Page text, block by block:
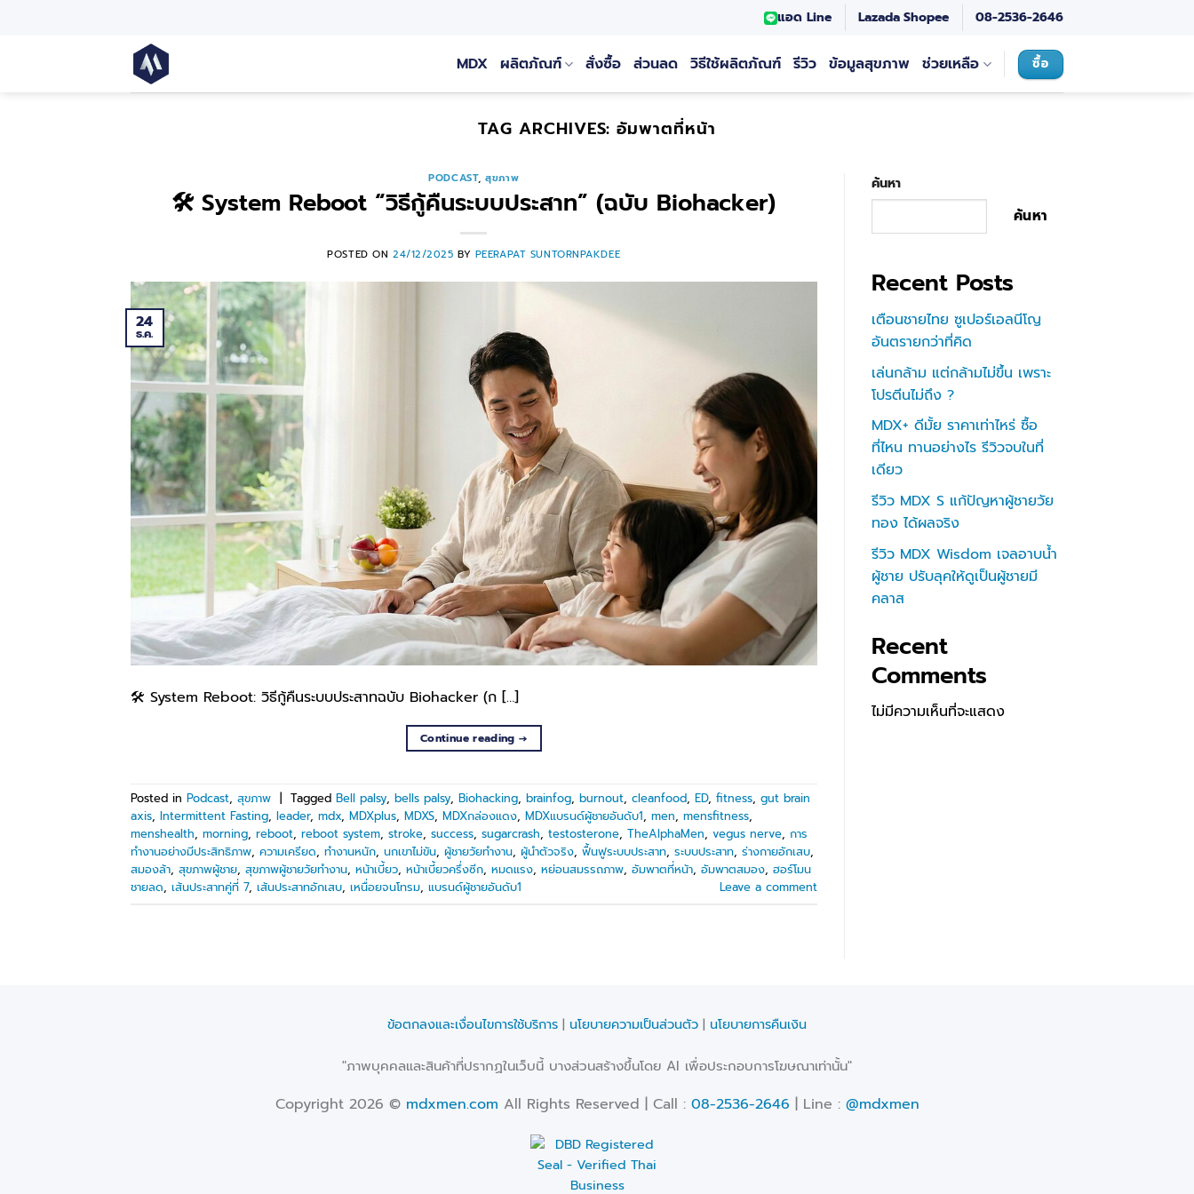
แอด Line LazadaShopee 08-2536-2646
MDX ผลิตภัณฑ์ สั่งซื้อ ส่วนลด วิธีใช้ผลิตภัณฑ์ รีวิว ข้อมูลสุขภาพ ช่วยเหลือ ซื้อ
TAG ARCHIVES:อัมพาตที่หน้า
PODCAST,สุขภาพ
🛠️ System Reboot “วิธีกู้คืนระบบประสาท” (ฉบับ Biohacker)
POSTED ON 24/12/2025 BY PEERAPAT SUNTORNPAKDEE
24
ธ.ค.
🛠️ System Reboot: วิธีกู้คืนระบบประสาทฉบับ Biohacker (ก […]
Continue reading→
Posted in Podcast, สุขภาพ | Tagged Bell palsy, bells palsy, Biohacking, brainfog, burnout, cleanfood, ED, fitness, gut brain
axis, Intermittent Fasting, leader, mdx, MDXplus, MDXS, MDXกล่องแดง, MDXแบรนด์ผู้ชายอันดับ1, men, mensfitness,
menshealth, morning, reboot, reboot system, stroke, success, sugarcrash, testosterone, TheAlphaMen, vegus nerve, การ
ทำงานอย่างมีประสิทธิภาพ, ความเครียด, ทำงานหนัก, นกเขาไม่ขัน, ผู้ชายวัยทำงาน, ผู้นำตัวจริง, ฟื้นฟูระบบประสาท, ระบบประสาท, ร่างกายอักเสบ,
สมองล้า, สุขภาพผู้ชาย, สุขภาพผู้ชายวัยทำงาน, หน้าเบี้ยว, หน้าเบี้ยวครึ่งซีก, หมดแรง, หย่อนสมรรถภาพ, อัมพาตที่หน้า, อัมพาตสมอง, ฮอร์โมน
ชายลด, เส้นประสาทคู่ที่ 7, เส้นประสาทอักเสบ, เหนื่อยจนโทรม, แบรนด์ผู้ชายอันดับ1 Leave a comment
ค้นหา
ค้นหา
Recent Posts
เตือนชายไทย ซูเปอร์เอลนีโญ
อันตรายกว่าที่คิด
เล่นกล้าม แต่กล้ามไม่ขึ้น เพราะ
โปรตีนไม่ถึง ?
MDX+ ดีมั้ย ราคาเท่าไหร่ ซื้อ
ที่ไหน ทานอย่างไร รีวิวจบในที่
เดียว
รีวิว MDX S แก้ปัญหาผู้ชายวัย
ทอง ได้ผลจริง
รีวิว MDX Wisdom เจลอาบน้ำ
ผู้ชาย ปรับลุคให้ดูเป็นผู้ชายมี
คลาส
Recent
Comments
ไม่มีความเห็นที่จะแสดง
ข้อตกลงและเงื่อนไขการใช้บริการ | นโยบายความเป็นส่วนตัว | นโยบายการคืนเงิน
"ภาพบุคคลและสินค้าที่ปรากฏในเว็บนี้ บางส่วนสร้างขึ้นโดย AI เพื่อประกอบการโฆษณาเท่านั้น"
Copyright 2026 © mdxmen.com All Rights Reserved | Call : 08-2536-2646 | Line : @mdxmen